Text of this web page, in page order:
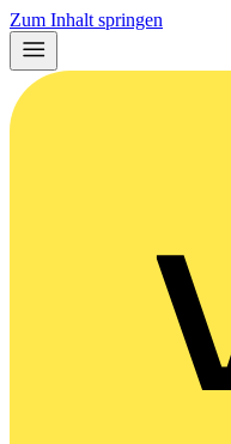
Zum Inhalt springen